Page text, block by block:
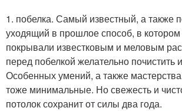
1. побелка. Самый известный, а также
уходящий в прошлое способ, в котором
покрывали известковым и меловым
перед побелкой желательно почистить
Особенных умений, а также
тоже минимальные. Но свежесть и
потолок сохранит от силы два года.